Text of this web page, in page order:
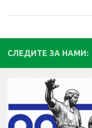
СЛЕДИТЕ ЗА НАМИ: